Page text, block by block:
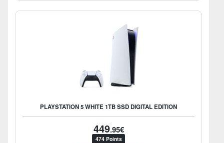
PLAYSTATION 5 WHITE 1TB SSD DIGITAL EDITION
449.95€
474 Points